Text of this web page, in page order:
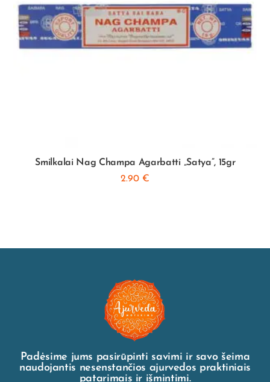
Smilkalai Nag Champa Agarbatti „Satya”, 15gr
2.90 €
Padėsime jums pasirūpinti savimi ir savo šeima
naudojantis nesenstančios ajurvedos praktiniais
patarimais ir išmintimi.